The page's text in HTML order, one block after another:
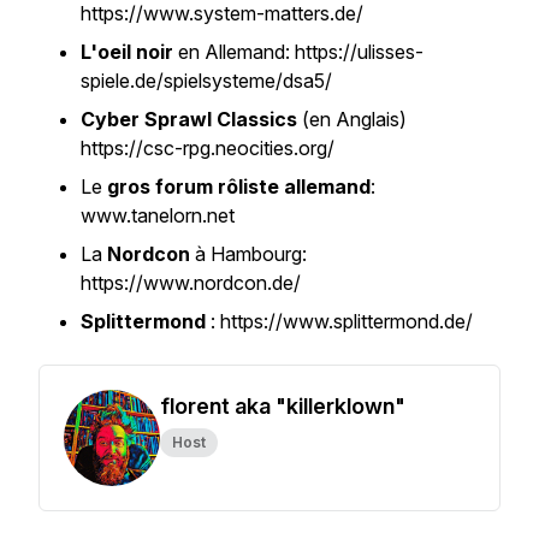
https://www.system-matters.de/
L'oeil noir en Allemand: https://ulisses-
spiele.de/spielsysteme/dsa5/
Cyber Sprawl Classics (en Anglais)
https://csc-rpg.neocities.org/
Le gros forum rôliste allemand:
www.tanelorn.net
La Nordcon à Hambourg:
https://www.nordcon.de/
Splittermond : https://www.splittermond.de/
florent aka "killerklown"
Host